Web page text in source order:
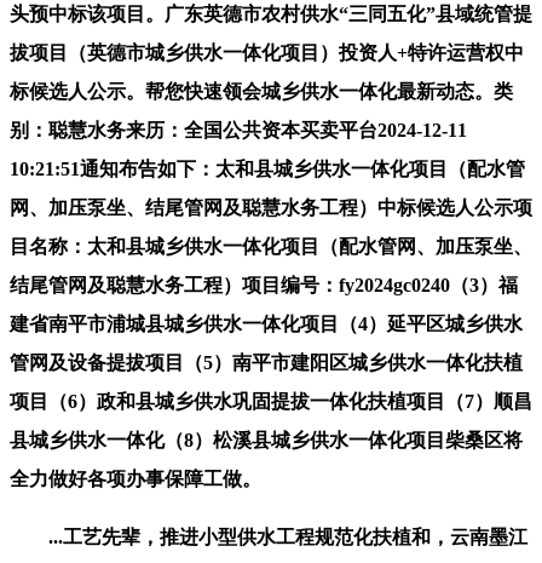
头预中标该项目。广东英德市农村供水“三同五化”县域统管提
拔项目（英德市城乡供水一体化项目）投资人+特许运营权中
标候选人公示。帮您快速领会城乡供水一体化最新动态。类
别：聪慧水务来历：全国公共资本买卖平台2024-12-11
10:21:51通知布告如下：太和县城乡供水一体化项目（配水管
网、加压泵坐、结尾管网及聪慧水务工程）中标候选人公示项
目名称：太和县城乡供水一体化项目（配水管网、加压泵坐、
结尾管网及聪慧水务工程）项目编号：fy2024gc0240（3）福
建省南平市浦城县城乡供水一体化项目（4）延平区城乡供水
管网及设备提拔项目（5）南平市建阳区城乡供水一体化扶植
项目（6）政和县城乡供水巩固提拔一体化扶植项目（7）顺昌
县城乡供水一体化（8）松溪县城乡供水一体化项目柴桑区将
全力做好各项办事保障工做。
...工艺先辈，推进小型供水工程规范化扶植和，云南墨江